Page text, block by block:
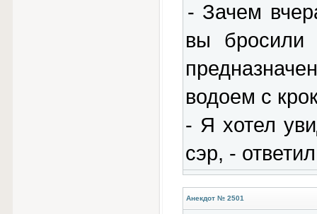
- Зачем
вы бросили
водоем с
- Я хотел
сэр, -
Анекдот № 2501